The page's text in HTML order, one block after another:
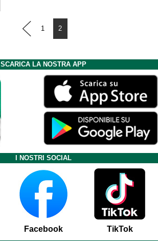
1 2
SCARICA LA NOSTRA APP
I NOSTRI SOCIAL
Facebook TikTok